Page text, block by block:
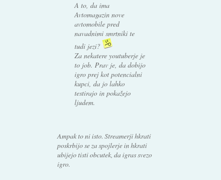
A to, da ima
Avtomagazin nove
avtomobile pred
navadnimi smrtniki te
tudi jezi?
Za nekatere youtuberje je
to job. Prav je, da dobijo
igro prej kot potencialni
kupci, da jo lahko
testirajo in pokažejo
ljudem.
Ampak to ni isto. Streamerji hkrati
poskrbijo se za spojlerje in hkrati
ubijejo tisti obcutek, da igras svezo
igro.